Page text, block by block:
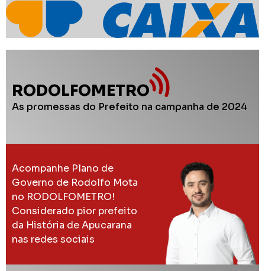
RODOLFOMETRO
As promessas do Prefeito na campanha de 2024
Acompanhe Plano de
Governo de Rodolfo Mota
no RODOLFOMETRO!
Considerado pior prefeito
da História de Apucarana
nas redes sociais